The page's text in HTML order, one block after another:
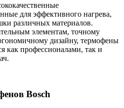
для эффективного нагрева,
различных материалов.
элементам, точному
дизайну, термофены
как профессионалами, так и
Bosch